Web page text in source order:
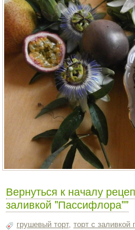
Вернуться к началу
заливкой "Пассифлора""
грушевый торт, торт с заливкой